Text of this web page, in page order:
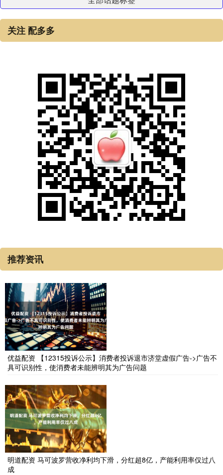
关注 配多多
推荐资讯
优益配资 【12315投诉公示】消费者投诉退市济堂虚假广告->广告不
具可识别性，使消费者未能辨明其为广告问题
明道配资 马可波罗营收净利均下滑，分红超8亿，产能利用率仅过八
成